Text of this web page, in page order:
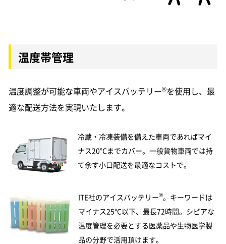
温度帯管理
温度調整が可能な車両やアイスバッテリー®を使用し、最
適な配送方法を実現いたします。
冷蔵・冷凍装備を備えた車両であればマイ
ナス20℃までカバー。一般貨物車両では持
て余す小口配送を最適なコストで。
ITE社のアイスバッテリー®。キーワードは
マイナス25℃以下、最長72時間。シビアな
温度管理を必要とする医薬品や生物医学製
品の分野で活用頂けます。